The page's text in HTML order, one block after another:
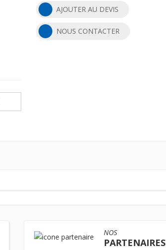
AJOUTER AU DEVIS
NOUS CONTACTER
NOS
PARTENAIRES